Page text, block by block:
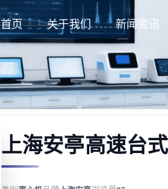
首页 关于我们 新闻资讯
上海安亭高速台